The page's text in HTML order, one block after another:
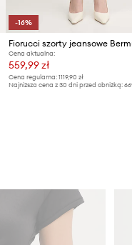
-16%
Cena aktualna:
559,99 zł
Cena regularna:1119,90 zł
Najniższa cena z 30 dni przed obniżką: